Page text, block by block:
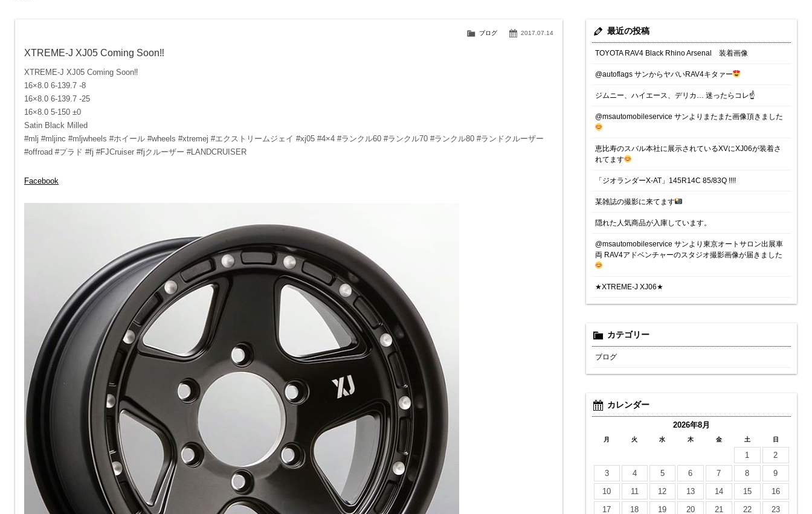
2017.07.14
ブログ
XTREME-J XJ05 Coming Soon‼︎
XTREME-J XJ05 Coming Soon‼︎
16×8.0 6-139.7 -8
16×8.0 6-139.7 -25
16×8.0 5-150 ±0
Satin Black Milled
#mlj #mljinc #mljwheels #ホイール #wheels #xtremej #エクストリームジェイ #xj05 #4×4 #ランクル60 #ランクル70 #ランクル80 #ランドクルーザー
#offroad #プラド #fj #FJCruiser #fjクルーザー #LANDCRUISER
Facebook
最近の投稿
TOYOTA RAV4 Black Rhino Arsenal 装着画像
@autoflags サンからヤバいRAV4キタァー
ジムニー、ハイエース、デリカ… 迷ったらコレ☝️
@msautomobileservice サンよりまたまた画像頂きました
恵比寿のスバル本社に展示されているXVにXJ06が装着さ
れてます
「ジオランダーX-AT」145R14C 85/83Q !!!!
某雑誌の撮影に来てます
隠れた人気商品が入庫しています。
@msautomobileservice サンより東京オートサロン出展車
両 RAV4アドベンチャーのスタジオ撮影画像が届きました
★XTREME-J XJ06★
カテゴリー
ブログ
カレンダー
2026年8月
月 火 水 木 金 土 日
1
2
3
4 5 6 7 8
9
10
11 12 13 14 15
16
17
18 19 20 21 22 23